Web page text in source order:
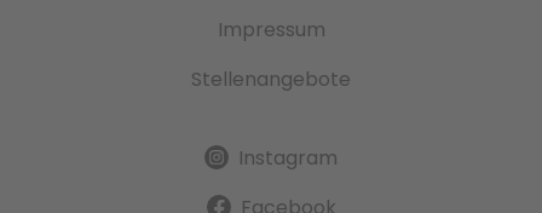
Impressum
Stellenangebote
Instagram